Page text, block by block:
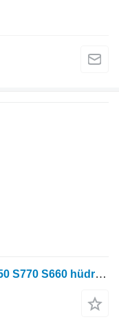
John Deere S5 S7 T5 T6 W540 W650 S770 S660 hüdropump AXE15826 tüübi jaoks teraviljakombaini John Deere S5 S7